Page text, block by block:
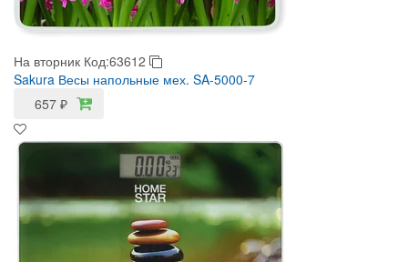
На вторник Код:63612
Sakura Весы напольные мех. SA-5000-7
657 ₽